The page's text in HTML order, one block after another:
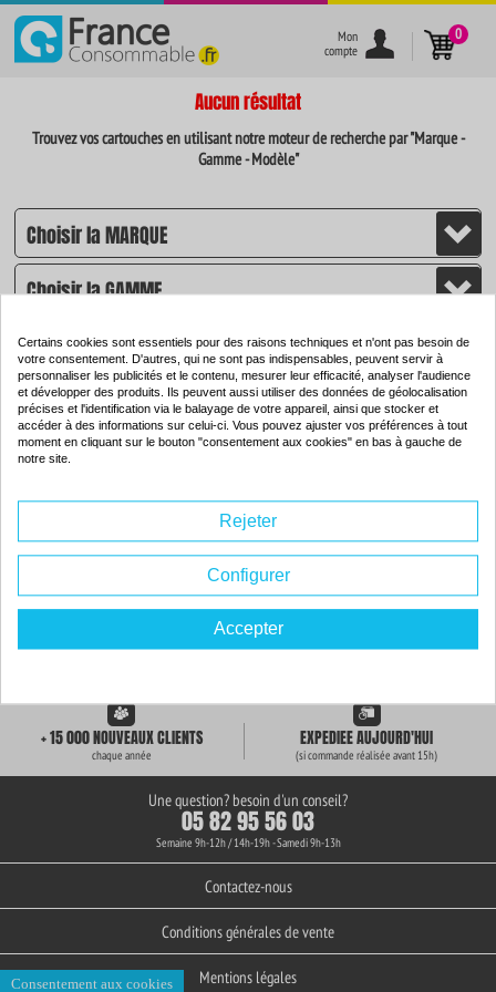
}
Mon
compte
0
Aucun résultat
Trouvez vos cartouches en utilisant notre moteur de recherche par "Marque -
Gamme - Modèle"
CHERCHER
LIVRAISON GRATUITE + de 3000 REFERENCES
+ 15 000 NOUVEAUX CLIENTS
chaque année
EXPEDIEE AUJOURD'HUI
(si commande réalisée avant 15h)
Une question? besoin d'un conseil?
05 82 95 56 03
Semaine 9h-12h / 14h-19h - Samedi 9h-13h
Contactez-nous
Conditions générales de vente
Mentions légales
Certains cookies sont essentiels pour des raisons techniques et n'ont pas besoin de
votre consentement. D'autres, qui ne sont pas indispensables, peuvent servir à
personnaliser les publicités et le contenu, mesurer leur efficacité, analyser l'audience
et développer des produits. Ils peuvent aussi utiliser des données de géolocalisation
précises et l'identification via le balayage de votre appareil, ainsi que stocker et
accéder à des informations sur celui-ci. Vous pouvez ajuster vos préférences à tout
moment en cliquant sur le bouton "consentement aux cookies" en bas à gauche de
notre site.
Rejeter
Configurer
Accepter
Consentement aux cookies